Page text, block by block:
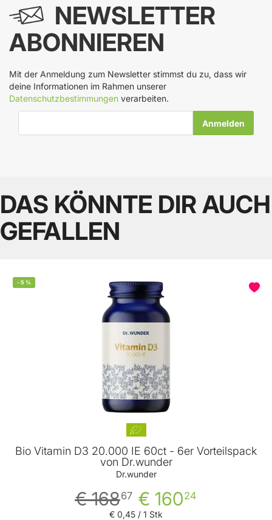
NEWSLETTER
ABONNIEREN
Mit der Anmeldung zum Newsletter stimmst du zu, dass wir
deine Informationen im Rahmen unserer
Datenschutzbestimmungen verarbeiten.
DAS KÖNNTE DIR AUCH
GEFALLEN
-5 %
Bio Vitamin D3 20.000 IE 60ct - 6er Vorteilspack
von Dr.wunder
Dr.wunder
€ 16024
€ 16867
€ 0,45 / 1 Stk